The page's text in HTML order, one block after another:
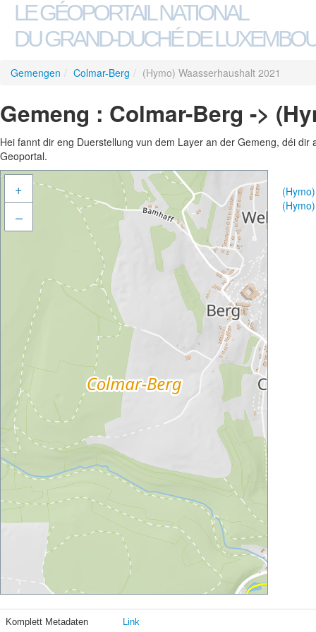
LE GÉOPORTAIL NATIONAL
DU GRAND-DUCHÉ DE
Gemengen / Colmar-Berg / (Hymo) Waasserhaushalt 2021
Gemeng : Colmar-Berg ->
Hei fannt dir eng Duerstellung vun dem Layer an der Gemeng, déi
Geoportal.
+
–
Komplett Metadaten Link